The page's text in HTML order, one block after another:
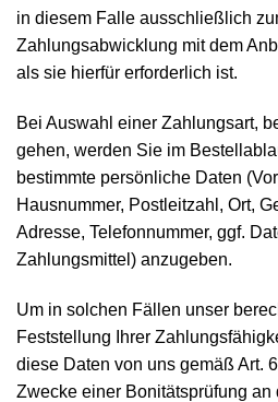
in diesem Falle ausschließlich
Zahlungsabwicklung mit dem
als sie hierfür erforderlich ist.
Bei Auswahl einer Zahlungsart,
gehen, werden Sie im
bestimmte persönliche Daten
Hausnummer, Postleitzahl, Ort,
Adresse, Telefonnummer, ggf.
Zahlungsmittel) anzugeben.
Um in solchen Fällen unser
Feststellung Ihrer
diese Daten von uns gemäß Art.
Zwecke einer Bonitätsprüfung an